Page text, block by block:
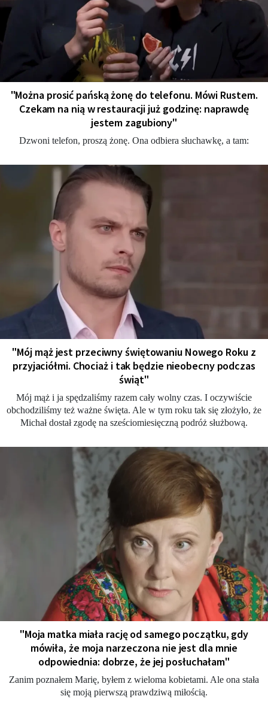
"Można prosić pańską żonę do telefonu. Mówi Rustem.
Czekam na nią w restauracji już godzinę: naprawdę
jestem zagubiony"
Dzwoni telefon, proszą żonę. Ona odbiera słuchawkę, a tam:
"Mój mąż jest przeciwny świętowaniu Nowego Roku z
przyjaciółmi. Chociaż i tak będzie nieobecny podczas
świąt"
Mój mąż i ja spędzaliśmy razem cały wolny czas. I oczywiście
obchodziliśmy też ważne święta. Ale w tym roku tak się złożyło, że
Michał dostał zgodę na sześciomiesięczną podróż służbową.
"Moja matka miała rację od samego początku, gdy
mówiła, że moja narzeczona nie jest dla mnie
odpowiednia: dobrze, że jej posłuchałam"
Zanim poznałem Marię, byłem z wieloma kobietami. Ale ona stała
się moją pierwszą prawdziwą miłością.